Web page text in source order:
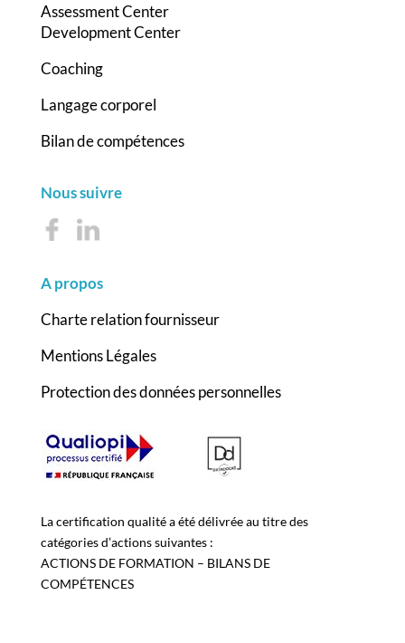
Assessment Center
Development Center
Coaching
Langage corporel
Bilan de compétences
Nous suivre
A propos
Charte relation fournisseur
Mentions Légales
Protection des données personnelles
La certification qualité a été délivrée au titre des
catégories d’actions suivantes :
ACTIONS DE FORMATION – BILANS DE
COMPÉTENCES